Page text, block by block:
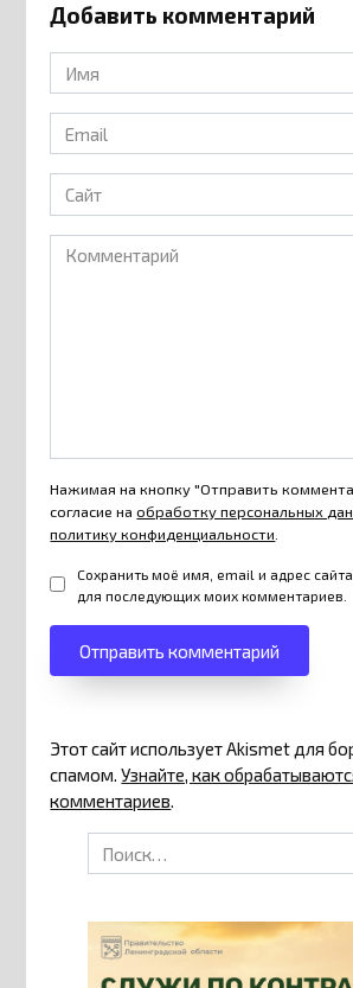
Добавить комментарий
Имя
*
Email
*
Сайт
Комментарий
Нажимая на кнопку "Отправить
согласие наобработку персональных
политику конфиденциальности
Сохранить моё имя, email и адрес
для последующих моих комментариев.
Этот сайт использует Akismet для
спамом.Узнайте, как
комментариев.
Search
for: